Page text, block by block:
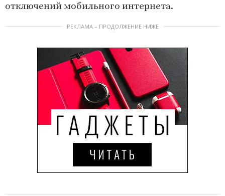
отключений мобильного интернета.
РЕКЛАМА – ПРОДОЛЖЕНИЕ НИЖЕ